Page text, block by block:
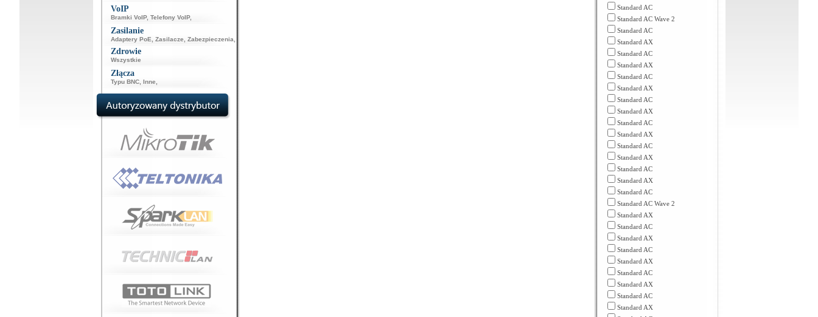
VoIP
Bramki VoIP, Telefony VoIP,
Zasilanie
Adaptery PoE Zasilacze Zabezpieczenia
Zdrowie
Wszystkie
Złącza
Typu BNC, Inne
Standard AC
Standard AC Wave 2
Standard AC
Standard AX
Standard AC
Standard AX
Standard AC
Standard AX
Standard AC
Standard AX
Standard AC
Standard AX
Standard AC
Standard AX
Standard AC
Standard AX
Standard AC
Standard AC Wave 2
Standard AX
Standard AC
Standard AX
Standard AC
Standard AX
Standard AC
Standard AX
Standard AC
Standard AX